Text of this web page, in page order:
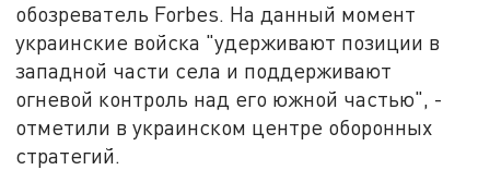
обозреватель Forbes. На данный момент
украинские войска "удерживают позиции в
западной части села и поддерживают
огневой контроль над его южной частью", -
отметили в украинском центре оборонных
стратегий.